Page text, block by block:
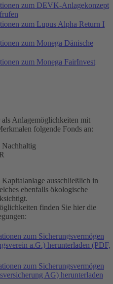
zum DEVK-Anlagekonzept
zum Lupus Alpha Return I
zum Monega Dänische
zum Monega FairInvest
Anlagemöglichkeiten mit
folgende Fonds an:
ausschließlich in
ebenfalls ökologische
finden Sie hier die
zum Sicherungsvermögen
a.G.) herunterladen (PDF,
zum Sicherungsvermögen
AG) herunterladen